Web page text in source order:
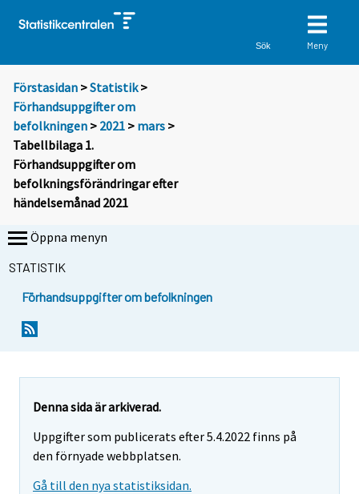
Sök Meny
Förstasidan >Statistik >
Förhandsuppgifter om
befolkningen > 2021 > mars >
Tabellbilaga 1.
Förhandsuppgifter om
befolkningsförändringar efter
händelsemånad 2021
Öppna menyn
STATISTIK
Förhandsuppgifter om befolkningen
Denna sida är arkiverad.
Uppgifter som publicerats efter 5.4.2022 finns på
den förnyade webbplatsen.
Gå till den nya statistiksidan.